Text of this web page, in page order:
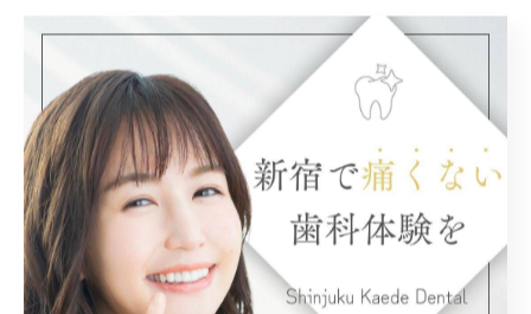
歯科治療の事前相談が安心につながる理由
歯科トラブルを未然に防ぐためには、治療前の事前相談
が非常に重要です。事前相談では、自身の症状や治療に
対する不安、費用面の疑問を率直に伝えることで、適切
な治療計画やリスク説明を受けられます。特に初めての
治療や高額治療を検討している場合は、専門スタッフに
よるカウンセリングの有無も安心材料になります。
また、複数の歯科医院で相談を受けることで、各医院の